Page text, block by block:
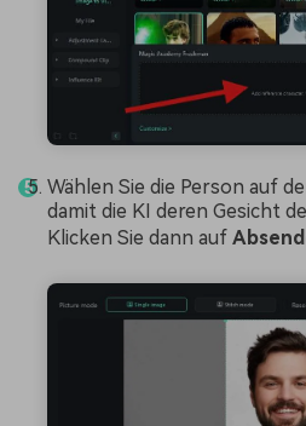
Wählen Sie die Person auf
damit die KI deren Gesicht
Klicken Sie dann auf